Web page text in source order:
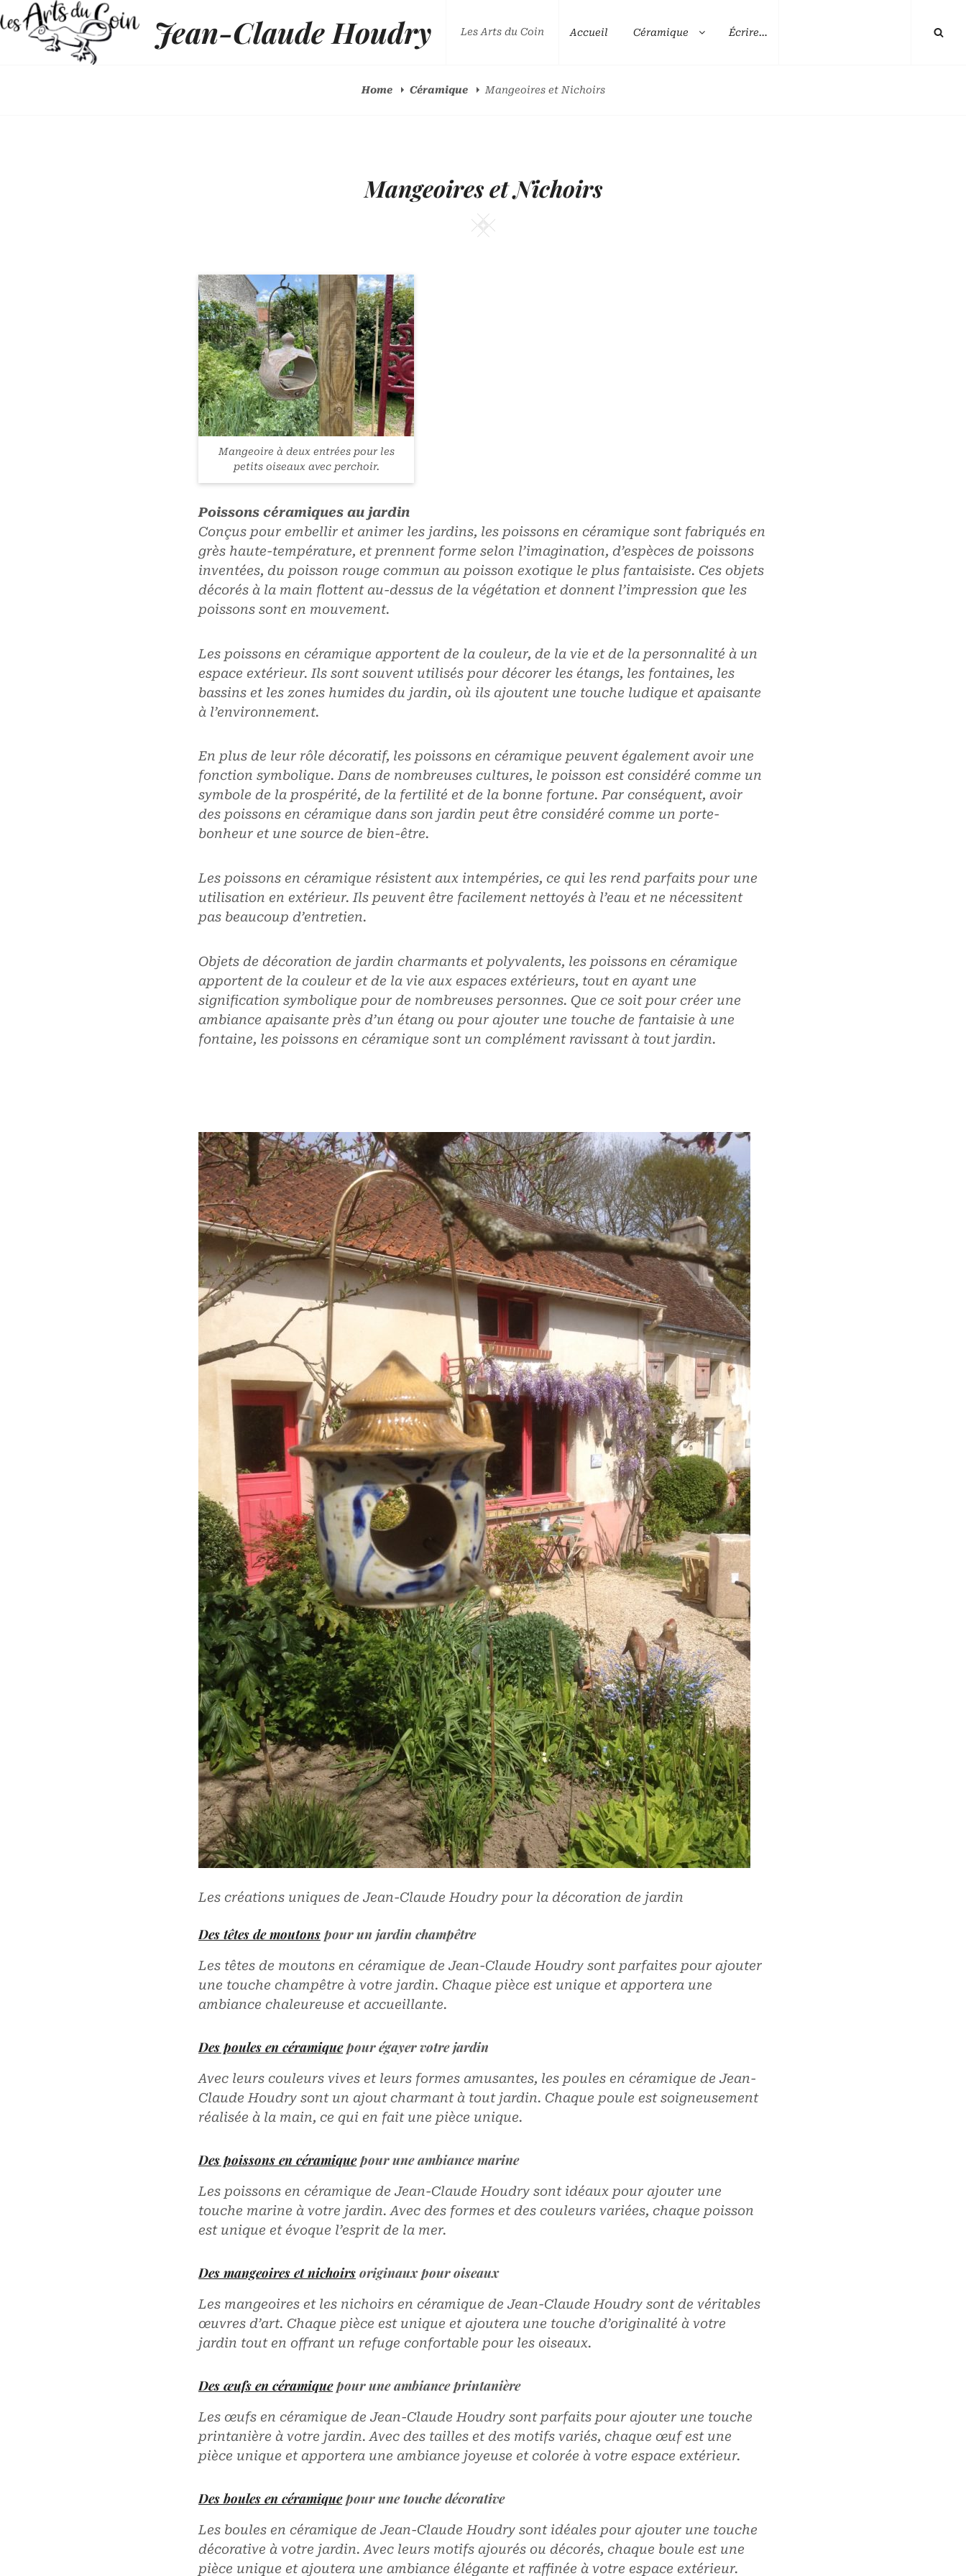
Jean-Claude Houdry Les Arts du Coin Accueil Céramique Écrire…
Home Céramique Mangeoires et Nichoirs
Mangeoires et Nichoirs
Mangeoire à deux entrées pour les
petits oiseaux avec perchoir.
Poissons céramiques au jardin
Conçus pour embellir et animer les jardins, les poissons en céramique sont fabriqués en
grès haute-température, et prennent forme selon l’imagination, d’espèces de poissons
inventées, du poisson rouge commun au poisson exotique le plus fantaisiste. Ces objets
décorés à la main flottent au-dessus de la végétation et donnent l’impression que les
poissons sont en mouvement.
Les poissons en céramique apportent de la couleur, de la vie et de la personnalité à un
espace extérieur. Ils sont souvent utilisés pour décorer les étangs, les fontaines, les
bassins et les zones humides du jardin, où ils ajoutent une touche ludique et apaisante
à l’environnement.
En plus de leur rôle décoratif, les poissons en céramique peuvent également avoir une
fonction symbolique. Dans de nombreuses cultures, le poisson est considéré comme un
symbole de la prospérité, de la fertilité et de la bonne fortune. Par conséquent, avoir
des poissons en céramique dans son jardin peut être considéré comme un porte-
bonheur et une source de bien-être.
Les poissons en céramique résistent aux intempéries, ce qui les rend parfaits pour une
utilisation en extérieur. Ils peuvent être facilement nettoyés à l’eau et ne nécessitent
pas beaucoup d’entretien.
Objets de décoration de jardin charmants et polyvalents, les poissons en céramique
apportent de la couleur et de la vie aux espaces extérieurs, tout en ayant une
signification symbolique pour de nombreuses personnes. Que ce soit pour créer une
ambiance apaisante près d’un étang ou pour ajouter une touche de fantaisie à une
fontaine, les poissons en céramique sont un complément ravissant à tout jardin.
Les créations uniques de Jean-Claude Houdry pour la décoration de jardin
Des têtes de moutons pour un jardin champêtre
Les têtes de moutons en céramique de Jean-Claude Houdry sont parfaites pour ajouter
une touche champêtre à votre jardin. Chaque pièce est unique et apportera une
ambiance chaleureuse et accueillante.
Des poules en céramiquepour égayer votre jardin
Avec leurs couleurs vives et leurs formes amusantes, les poules en céramique de Jean-
Claude Houdry sont un ajout charmant à tout jardin. Chaque poule est soigneusement
réalisée à la main, ce qui en fait une pièce unique.
Des poissons en céramiquepour une ambiance marine
Les poissons en céramique de Jean-Claude Houdry sont idéaux pour ajouter une
touche marine à votre jardin. Avec des formes et des couleurs variées, chaque poisson
est unique et évoque l’esprit de la mer.
Des mangeoires et nichoirs originaux pour oiseaux
Les mangeoires et les nichoirs en céramique de Jean-Claude Houdry sont de véritables
œuvres d’art. Chaque pièce est unique et ajoutera une touche d’originalité à votre
jardin tout en offrant un refuge confortable pour les oiseaux.
Des œufs en céramiquepour une ambiance printanière
Les œufs en céramique de Jean-Claude Houdry sont parfaits pour ajouter une touche
printanière à votre jardin. Avec des tailles et des motifs variés, chaque œuf est une
pièce unique et apportera une ambiance joyeuse et colorée à votre espace extérieur.
Des boules en céramiquepour une touche décorative
Les boules en céramique de Jean-Claude Houdry sont idéales pour ajouter une touche
décorative à votre jardin. Avec leurs motifs ajourés ou décorés, chaque boule est une
pièce unique et ajoutera une ambiance élégante et raffinée à votre espace extérieur.